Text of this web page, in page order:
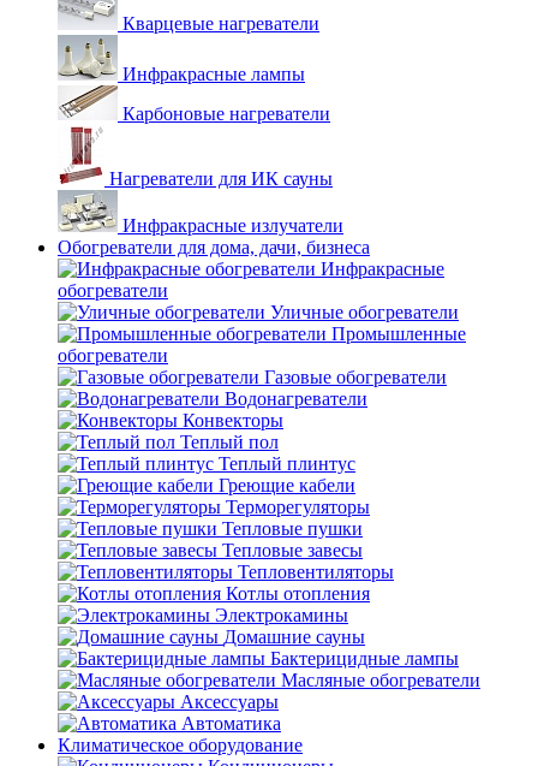
Кварцевые нагреватели
Инфракрасные лампы
Карбоновые нагреватели
Нагреватели для ИК сауны
Инфракрасные излучатели
Обогреватели для дома, дачи, бизнеса
Инфракрасные
обогреватели
Уличные обогреватели
Промышленные
обогреватели
Газовые обогреватели
Водонагреватели
Конвекторы
Теплый пол
Теплый плинтус
Греющие кабели
Терморегуляторы
Тепловые пушки
Тепловые завесы
Тепловентиляторы
Котлы отопления
Электрокамины
Домашние сауны
Бактерицидные лампы
Масляные обогреватели
Аксессуары
Автоматика
Климатическое оборудование